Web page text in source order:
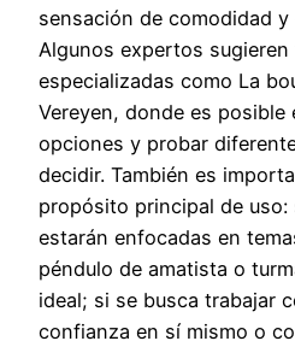
sensación de comodidad
Algunos expertos
especializadas como La
Vereyen, donde es
opciones y probar
decidir. También es
propósito principal de uso:
estarán enfocadas en
péndulo de amatista o
ideal; si se busca trabajar
confianza en sí mismo o